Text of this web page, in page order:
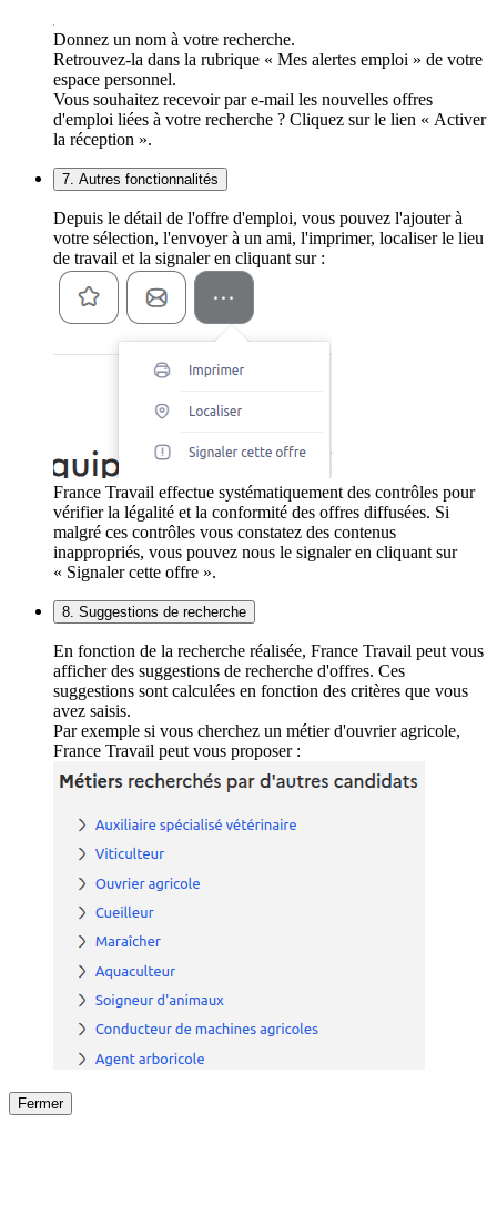
Donnez un nom à votre recherche.
Retrouvez-la dans la rubrique « Mes alertes emploi » de votre
espace personnel.
Vous souhaitez recevoir par e-mail les nouvelles offres
d'emploi liées à votre recherche ? Cliquez sur le lien « Activer
la réception ».
7. Autres fonctionnalités
Depuis le détail de l'offre d'emploi, vous pouvez l'ajouter à
votre sélection, l'envoyer à un ami, l'imprimer, localiser le lieu
de travail et la signaler en cliquant sur :
France Travail effectue systématiquement des contrôles pour
vérifier la légalité et la conformité des offres diffusées. Si
malgré ces contrôles vous constatez des contenus
inappropriés, vous pouvez nous le signaler en cliquant sur
« Signaler cette offre ».
8. Suggestions de recherche
En fonction de la recherche réalisée, France Travail peut vous
afficher des suggestions de recherche d'offres. Ces
suggestions sont calculées en fonction des critères que vous
avez saisis.
Par exemple si vous cherchez un métier d'ouvrier agricole,
France Travail peut vous proposer :
Fermer